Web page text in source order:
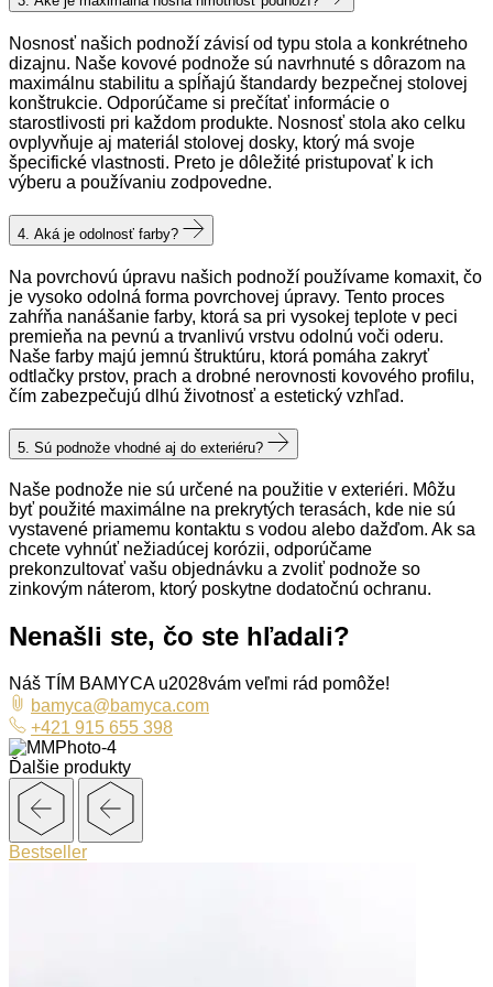
Nosnosť našich podnoží závisí od typu stola a konkrétneho
dizajnu. Naše kovové podnože sú navrhnuté s dôrazom na
maximálnu stabilitu a spĺňajú štandardy bezpečnej stolovej
konštrukcie. Odporúčame si prečítať informácie o
starostlivosti pri každom produkte. Nosnosť stola ako celku
ovplyvňuje aj materiál stolovej dosky, ktorý má svoje
špecifické vlastnosti. Preto je dôležité pristupovať k ich
výberu a používaniu zodpovedne.
4. Aká je odolnosť farby?
Na povrchovú úpravu našich podnoží používame komaxit, čo
je vysoko odolná forma povrchovej úpravy. Tento proces
zahŕňa nanášanie farby, ktorá sa pri vysokej teplote v peci
premieňa na pevnú a trvanlivú vrstvu odolnú voči oderu.
Naše farby majú jemnú štruktúru, ktorá pomáha zakryť
odtlačky prstov, prach a drobné nerovnosti kovového profilu,
čím zabezpečujú dlhú životnosť a estetický vzhľad.
5. Sú podnože vhodné aj do exteriéru?
Naše podnože nie sú určené na použitie v exteriéri. Môžu
byť použité maximálne na prekrytých terasách, kde nie sú
vystavené priamemu kontaktu s vodou alebo dažďom. Ak sa
chcete vyhnúť nežiadúcej korózii, odporúčame
prekonzultovať vašu objednávku a zvoliť podnože so
zinkovým náterom, ktorý poskytne dodatočnú ochranu.
Nenašli ste, čo ste hľadali?
Náš TÍM BAMYCA u2028vám veľmi rád pomôže!
bamyca@bamyca.com
+421 915 655 398
Ďalšie produkty
Bestseller